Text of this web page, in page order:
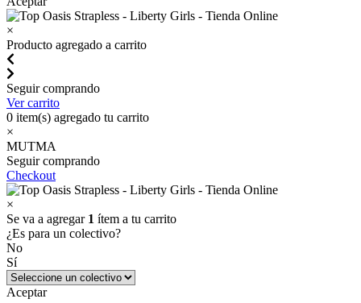
×
Producto agregado a carrito
Seguir comprando
Ver carrito
0 item(s) agregado tu carrito
×
MUTMA
Seguir comprando
Checkout
×
Se va a agregar 1 ítem a tu carrito
¿Es para un colectivo?
No
Sí
Aceptar